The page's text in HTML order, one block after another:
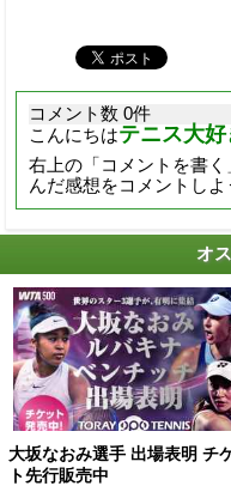
コメント数 0件
こんにちはテニス大好
右上の「コメントを書
んだ感想をコメントしよ
オ
大坂なおみ選手 出場表明 チ
ト先行販売中